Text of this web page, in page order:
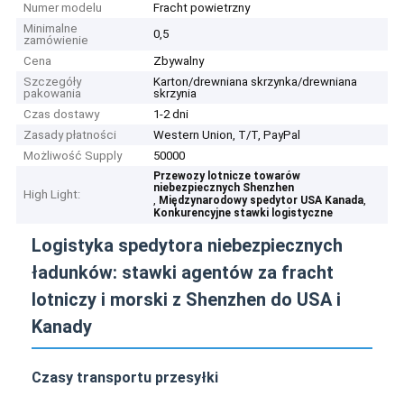
Numer modelu
Fracht powietrzny
Minimalne
zamówienie
0,5
Cena
Zbywalny
Szczegóły
pakowania
Karton/drewniana skrzynka/drewniana
skrzynia
Czas dostawy
1-2 dni
Zasady płatności
Western Union, T/T, PayPal
Możliwość Supply
50000
High Light:
Przewozy lotnicze towarów
niebezpiecznych Shenzhen
, Międzynarodowy spedytor USA Kanada,
Konkurencyjne stawki logistyczne
Logistyka spedytora niebezpiecznych
ładunków: stawki agentów za fracht
lotniczy i morski z Shenzhen do USA i
Kanady
Czasy transportu przesyłki